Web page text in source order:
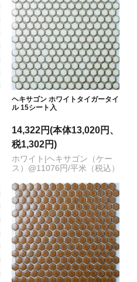
ヘキサゴン ホワイトタイガータイ
ル 15シート入
14,322円(本体13,020円、
税1,302円)
ホワイト|ヘキサゴン（ケー
ス）@11076円/平米（税込）